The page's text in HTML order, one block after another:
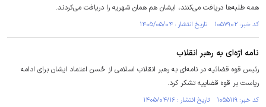
همه طلبه‌ها دریافت می‌کنند، ایشان هم همان شهریه را دریافت می‌کردند.
کد خبر: ۱۰۵۷۹۰۲ تاریخ انتشار : ۱۴۰۵/۰۵/۰۴
نامه اژه‌ای به رهبر انقلاب
رئیس قوه قضائیه در نامه‌ای به رهبر انقلاب اسلامی از حُسن اعتماد ایشان برای ادامه
ریاست بر قوه قضاییه تشکر کرد.
کد خبر: ۱۰۵۵۱۱۹ تاریخ انتشار : ۱۴۰۵/۰۴/۱۶